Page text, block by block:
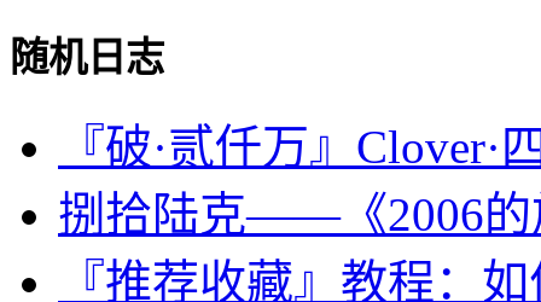
随机日志
『破·贰仟万』
捌拾陆克——《2006的
『推荐收藏』教程：